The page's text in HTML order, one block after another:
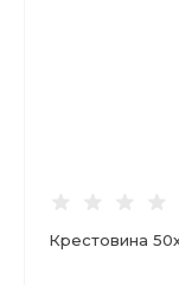
Крестовина